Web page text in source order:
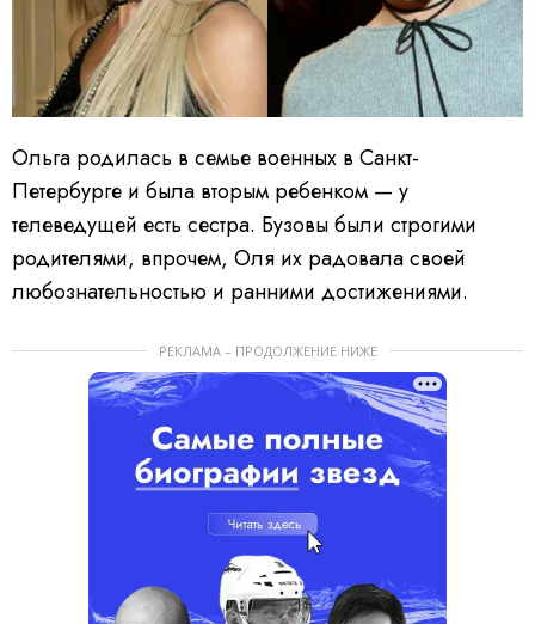
Ольга родилась в семье военных в Санкт-
Петербурге и была вторым ребенком — у
телеведущей есть сестра. Бузовы были строгими
родителями, впрочем, Оля их радовала своей
любознательностью и ранними достижениями.
РЕКЛАМА – ПРОДОЛЖЕНИЕ НИЖЕ